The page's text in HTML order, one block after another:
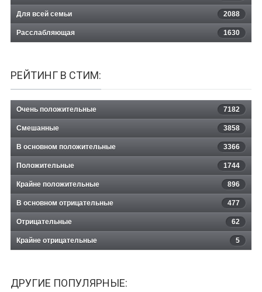
Для всей семьи 2088
Расслабляющая 1630
РЕЙТИНГ В СТИМ:
Очень положительные 7182
Смешанные 3858
В основном положительные 3366
Положительные 1744
Крайне положительные 896
В основном отрицательные 477
Отрицательные 62
Крайне отрицательные 5
ДРУГИЕ ПОПУЛЯРНЫЕ: